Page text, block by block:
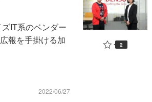
IT系のベンダー
報を手掛ける加
2022/06/27
2